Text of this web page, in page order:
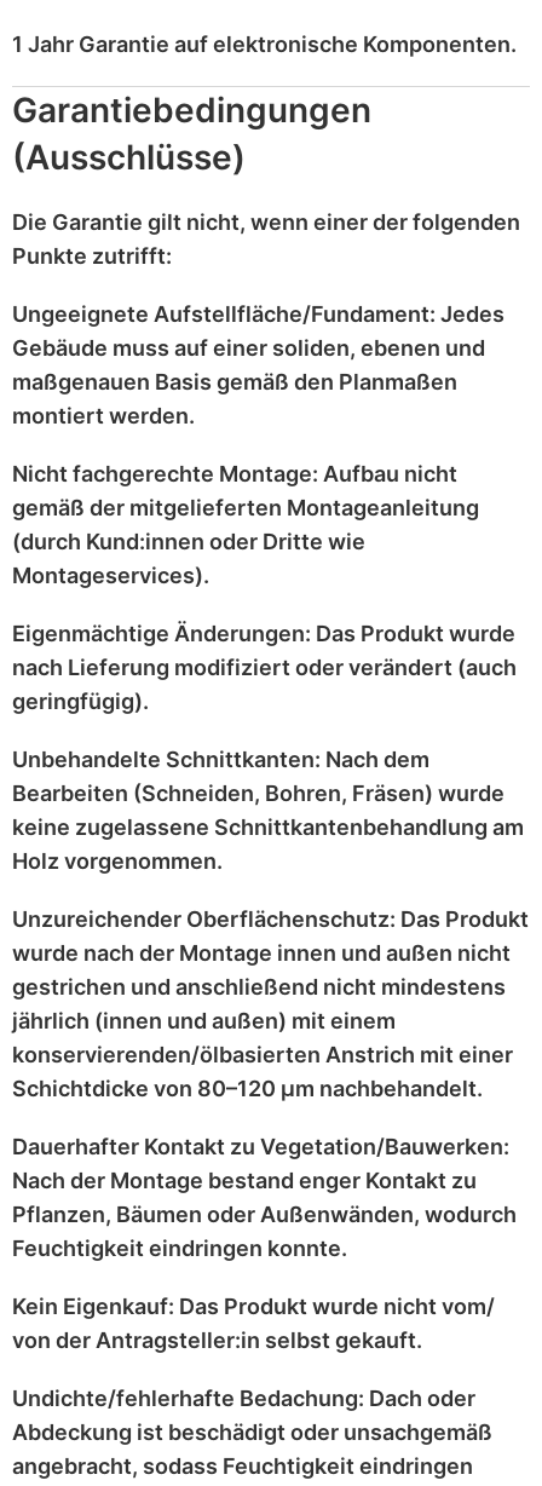
1 Jahr Garantie aufelektronische Komponenten.
Garantiebedingungen
(Ausschlüsse)
Die Garantie gilt nicht, wenn einer der folgenden
Punkte zutrifft:
Ungeeignete Aufstellfläche/Fundament: Jedes
Gebäude muss auf einer soliden, ebenen und
maßgenauen Basis gemäß den Planmaßen
montiert werden.
Nicht fachgerechte Montage: Aufbau nicht
gemäß der mitgelieferten Montageanleitung
(durch Kund:innen oder Dritte wie
Montageservices).
Eigenmächtige Änderungen: Das Produkt wurde
nach Lieferung modifiziert oderverändert (auch
geringfügig).
Unbehandelte Schnittkanten: Nach dem
Bearbeiten (Schneiden, Bohren, Fräsen) wurde
keine zugelassene Schnittkantenbehandlung am
Holz vorgenommen.
Unzureichender Oberflächenschutz: Das Produkt
wurde nach der Montage innen und außen nicht
gestrichen und anschließend nicht mindestens
jährlich (innen und außen) mit einem
konservierenden/ölbasierten Anstrich mit einer
Schichtdicke von 80–120 μm nachbehandelt.
Dauerhafter Kontakt zu Vegetation/Bauwerken:
Nach der Montage bestand enger Kontakt zu
Pflanzen, Bäumen oder Außenwänden, wodurch
Feuchtigkeit eindringen konnte.
Kein Eigenkauf: Das Produkt wurde nicht vom/
von der Antragsteller:in selbst gekauft.
Undichte/fehlerhafte Bedachung: Dach oder
Abdeckung ist beschädigt oder unsachgemäß
angebracht, sodass Feuchtigkeit eindringen